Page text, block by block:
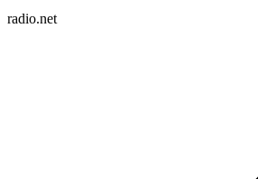
radio.net